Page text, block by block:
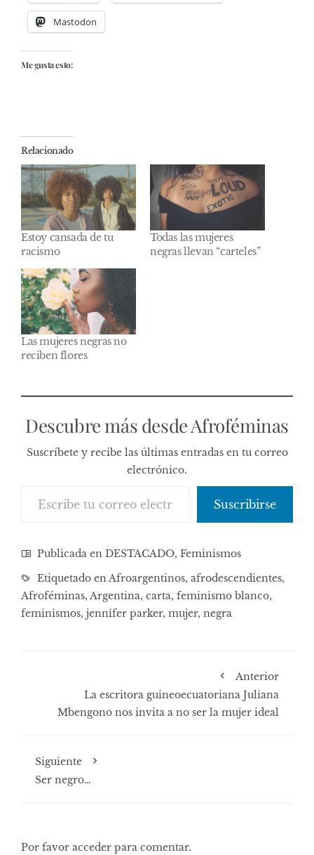
Mastodon
Me gusta esto:
Relacionado
Estoy cansada de tu
racismo
Todas las mujeres
negras llevan “carteles”
Las mujeres negras no
reciben flores
Descubre más desde Afroféminas
Suscríbete y recibe las últimas entradas en tu correo
electrónico.
Suscribirse
Publicada en DESTACADO, Feminismos
Etiquetado enAfroargentinos, afrodescendientes,
Afroféminas, Argentina, carta, feminismo blanco,
feminismos, jennifer parker, mujer, negra
Anterior
La escritora guineoecuatoriana Juliana
Mbengono nos invita a no ser la mujer ideal
Siguiente
Ser negro…
Por favor acceder para comentar.